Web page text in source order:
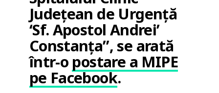
Judeţean de Urgenţă
‘Sf. Apostol Andrei’
Constanţa”, se arată
într-o postare a MIPE
pe Facebook.